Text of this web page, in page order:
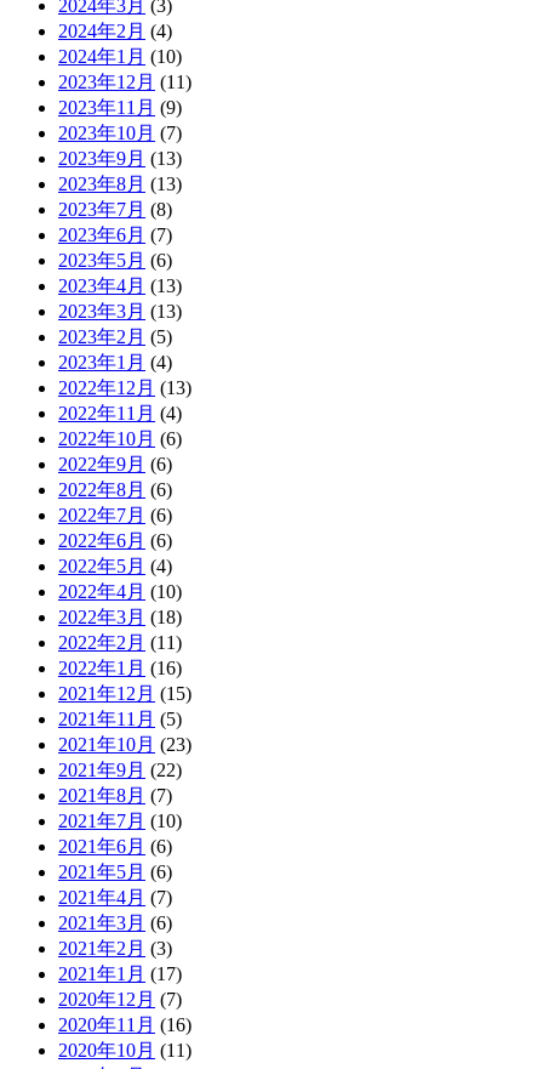
2024年3月 (3)
2024年2月 (4)
2024年1月 (10)
2023年12月 (11)
2023年11月 (9)
2023年10月 (7)
2023年9月 (13)
2023年8月 (13)
2023年7月 (8)
2023年6月 (7)
2023年5月 (6)
2023年4月 (13)
2023年3月 (13)
2023年2月 (5)
2023年1月 (4)
2022年12月 (13)
2022年11月 (4)
2022年10月 (6)
2022年9月 (6)
2022年8月 (6)
2022年7月 (6)
2022年6月 (6)
2022年5月 (4)
2022年4月 (10)
2022年3月 (18)
2022年2月 (11)
2022年1月 (16)
2021年12月 (15)
2021年11月 (5)
2021年10月 (23)
2021年9月 (22)
2021年8月 (7)
2021年7月 (10)
2021年6月 (6)
2021年5月 (6)
2021年4月 (7)
2021年3月 (6)
2021年2月 (3)
2021年1月 (17)
2020年12月 (7)
2020年11月 (16)
2020年10月 (11)